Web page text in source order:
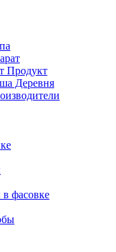
Продукт
Деревня
фасовке